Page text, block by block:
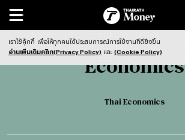
Economics Thai Economics
Economics
Thai Economics
- ก + ก
เราใช้คุ้กกี้ เพื่อให้ทุกคนได้ประสบการณ์การใช้งานที่ดียิ่งขึ้น
อ่านเพิ่มเติมคลิก(Privacy Policy) และ (Cookie Policy)